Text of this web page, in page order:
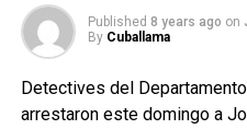
Published 8 years ago on
By Cuballama
Detectives del
arrestaron este domingo a